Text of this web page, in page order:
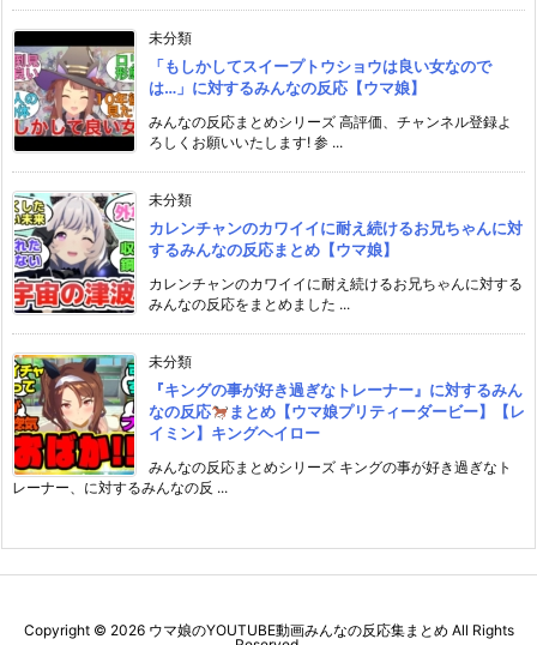
未分類
「もしかしてスイープトウショウは良い女なので
は…」に対するみんなの反応【ウマ娘】
みんなの反応まとめシリーズ 高評価、チャンネル登録よ
ろしくお願いいたします! 参 ...
未分類
カレンチャンのカワイイに耐え続けるお兄ちゃんに対
するみんなの反応まとめ【ウマ娘】
カレンチャンのカワイイに耐え続けるお兄ちゃんに対する
みんなの反応をまとめました ...
未分類
『キングの事が好き過ぎなトレーナー』に対するみん
なの反応
まとめ【ウマ娘プリティーダービー】【レ
イミン】キングヘイロー
みんなの反応まとめシリーズ キングの事が好き過ぎなト
レーナー、に対するみんなの反 ...
Copyright © 2026 ウマ娘のYOUTUBE動画みんなの反応集まとめ All Rights